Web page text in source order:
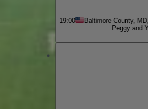
19:00 Baltimore County,
Peggy and